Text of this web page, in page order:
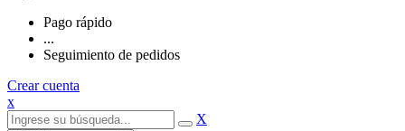
Pago rápido
...
Seguimiento de pedidos
Crear cuenta
x
X